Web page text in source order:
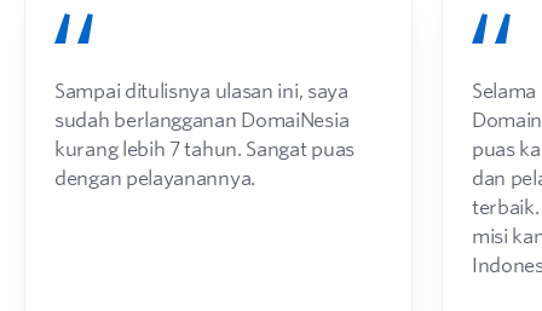
Sampai ditulisnya ulasan ini, saya
sudah berlangganan DomaiNesia
kurang lebih 7 tahun. Sangat puas
dengan pelayanannya.
puas
dan
terbaik.
misi